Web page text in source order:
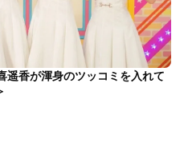
遥香が渾身のツッコミを入れて